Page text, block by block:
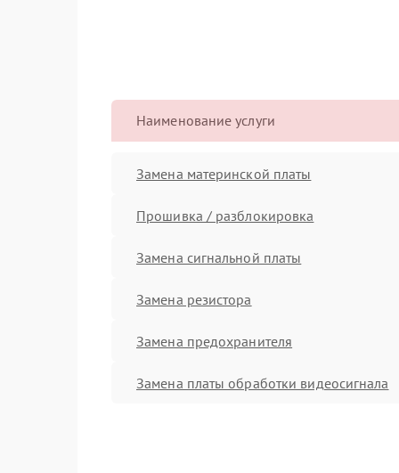
Наименование услуги
Замена материнской платы
Прошивка / разблокировка
Замена сигнальной платы
Замена резистора
Замена предохранителя
Замена платы обработки видеосигнала